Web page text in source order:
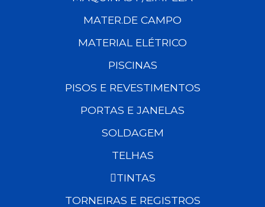
MATER.DE CAMPO
MATERIAL ELÉTRICO
PISCINAS
PISOS E REVESTIMENTOS
PORTAS E JANELAS
SOLDAGEM
TELHAS
TINTAS
TORNEIRAS E REGISTROS